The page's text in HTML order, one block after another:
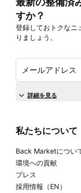
すか？
登録しておトクなニ
りましょう。
メールアドレス
詳細を見る
私たちについて
Back Marketについ
環境への貢献
プレス
採用情報（EN）